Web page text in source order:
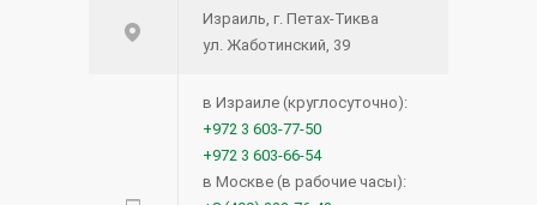
Израиль, г. Петах-Тиква
ул. Жаботинский, 39
в Израиле (круглосуточно):
+972 3 603-77-50
+972 3 603-66-54
в Москве (в рабочие часы):